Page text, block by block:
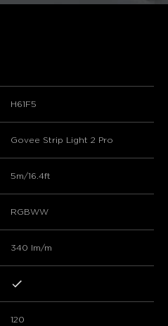
H61F5
Govee Strip Light 2 Pro
5m/16.4ft
RGBWW
340 lm/m
120